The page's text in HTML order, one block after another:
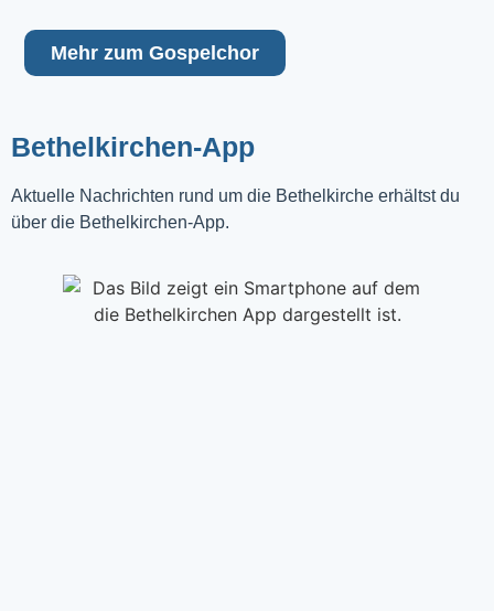
Mehr zum Gospelchor
Bethelkirchen-App
Aktuelle Nachrichten rund um die Bethelkirche erhältst du
über die Bethelkirchen-App.